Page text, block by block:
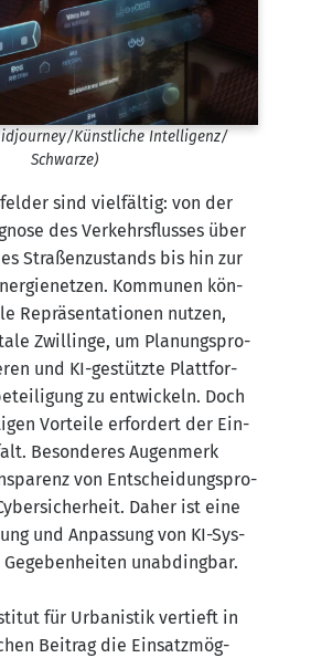
​Künstliche Intelligenz/​
Schwarze)
sind viel­fäl­tig: von der
des Ver­kehrs­flus­ses über
Stra­ßen­zu­stands bis hin zur
Kom­mu­nen kön­
Reprä­sen­ta­tio­nen nut­zen,
Zwil­lin­ge, um Pla­nungs­pro­
und KI-gestütz­te Platt­for­
zu ent­wi­ckeln. Doch
Vor­tei­le erfor­dert der Ein­
Beson­de­res Augen­merk
von Ent­schei­dungs­pro­
Daher ist eine
und Anpas­sung von KI-Sys­
unab­ding­bar.
für Urba­nis­tik ver­tieft in
Bei­trag die Ein­satz­mög­